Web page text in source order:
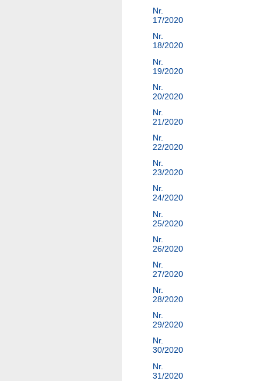
Nr.
17/2020
Nr.
18/2020
Nr.
19/2020
Nr.
20/2020
Nr.
21/2020
Nr.
22/2020
Nr.
23/2020
Nr.
24/2020
Nr.
25/2020
Nr.
26/2020
Nr.
27/2020
Nr.
28/2020
Nr.
29/2020
Nr.
30/2020
Nr.
31/2020